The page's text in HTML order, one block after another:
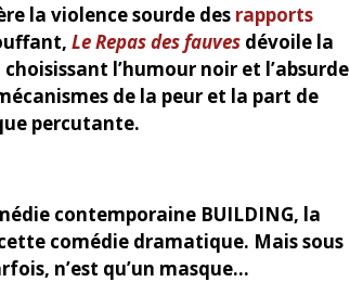
la violence sourde des rapports
Le Repas des fauves dévoile la
l’humour noir et l’absurde
de la peur et la part de
percutante.
contemporaine BUILDING, la
comédie dramatique. Mais sous
n’est qu’un masque…